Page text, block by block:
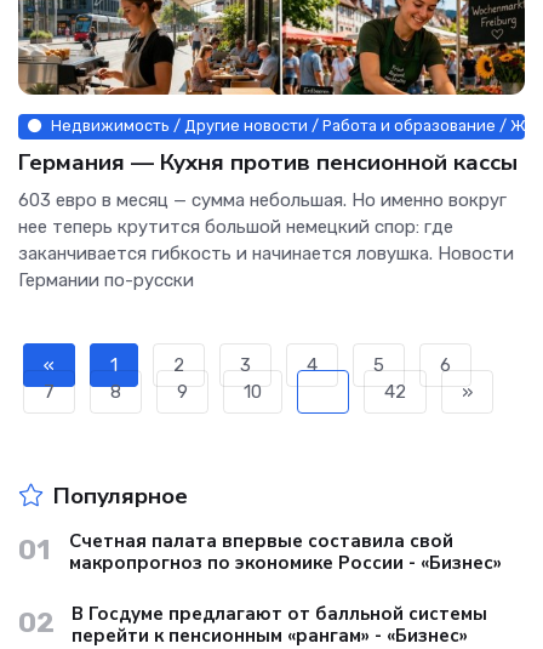
Недвижимость / Другие новости / Работа и образование /
Германия — Кухня против пенсионной кассы
603 евро в месяц — сумма небольшая. Но именно вокруг
нее теперь крутится большой немецкий спор: где
заканчивается гибкость и начинается ловушка. Новости
Германии по-русски
« 1 2 3 4 5
6
7
8 9 10 ... 42 »
Популярное
01
Счетная палата впервые составила свой
макропрогноз по экономике России - «Бизнес»
02
В Госдуме предлагают от балльной системы
перейти к пенсионным «рангам» - «Бизнес»